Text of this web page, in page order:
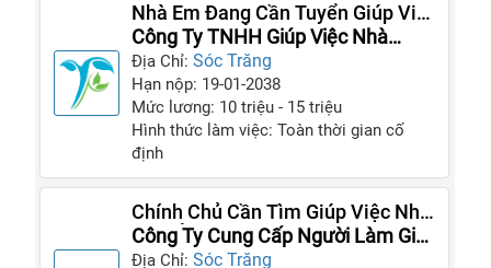
Nhà Em Đang Cần Tuyển Giúp Việc
Nhà Bao Ăn Ở Lại Tại Nhà
Công Ty TNHH Giúp Việc Nhà
Thiên Phúc
Địa Chỉ:Sóc Trăng
Hạn nộp: 19-01-2038
Mức lương: 10 triệu - 15 triệu
Hình thức làm việc: Toàn thời gian cố
định
Chính Chủ Cần Tìm Giúp Việc Nhà
Làm Ở Lại
Công Ty Cung Cấp Người Làm Giúp
Việc Gia Đình
Địa Chỉ:Sóc Trăng